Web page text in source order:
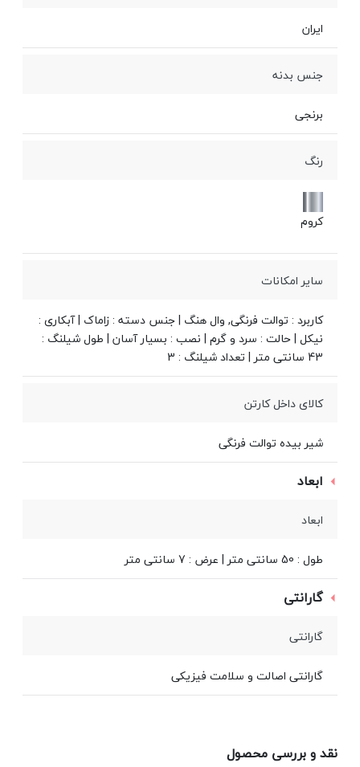
ایران
جنس بدنه
برنجی
رنگ
کروم
سایر امکانات
کاربرد : توالت فرنگی, وال هنگ | جنس دسته : زاماک | آبکاری :
نیکل | حالت : سرد و گرم | نصب : بسیار آسان | طول شیلنگ :
43 سانتی متر | تعداد شیلنگ : 3
کالای داخل کارتن
شیر بیده توالت فرنگی
ابعاد
ابعاد
طول : 50 سانتی متر | عرض : 7 سانتی متر
گارانتی
گارانتی
گارانتی اصالت و سلامت فیزیکی
نقد و بررسی محصول